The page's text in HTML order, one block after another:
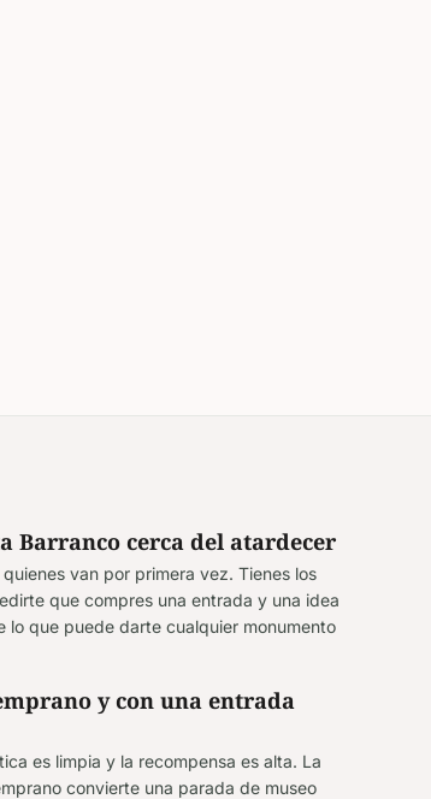
Barranco cerca del atardecer
van por primera vez. Tienes los
que compres una entrada y una idea
lo que puede darte cualquier monumento
y con una entrada
es limpia y la recompensa es alta. La
convierte una parada de museo